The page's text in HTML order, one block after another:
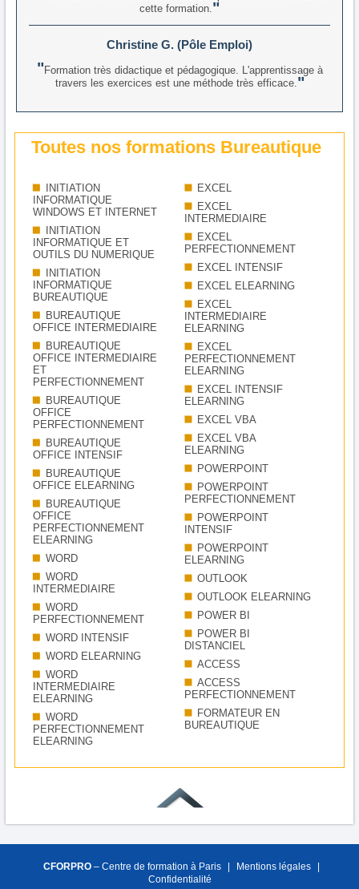
cette formation.
Christine G. (Pôle Emploi)
Formation très didactique et pédagogique. L'apprentissage à
travers les exercices est une méthode très efficace.
Toutes nos formations Bureautique
INITIATION
INFORMATIQUE
WINDOWS ET INTERNET
INITIATION
INFORMATIQUE ET
OUTILS DU NUMERIQUE
INITIATION
INFORMATIQUE
BUREAUTIQUE
BUREAUTIQUE
OFFICE INTERMEDIAIRE
BUREAUTIQUE
OFFICE INTERMEDIAIRE
ET
PERFECTIONNEMENT
BUREAUTIQUE
OFFICE
PERFECTIONNEMENT
BUREAUTIQUE
OFFICE INTENSIF
BUREAUTIQUE
OFFICE ELEARNING
BUREAUTIQUE
OFFICE
PERFECTIONNEMENT
ELEARNING
WORD
WORD
INTERMEDIAIRE
WORD
PERFECTIONNEMENT
WORD INTENSIF
WORD ELEARNING
WORD
INTERMEDIAIRE
ELEARNING
WORD
PERFECTIONNEMENT
ELEARNING
EXCEL
EXCEL
INTERMEDIAIRE
EXCEL
PERFECTIONNEMENT
EXCEL INTENSIF
EXCEL ELEARNING
EXCEL
INTERMEDIAIRE
ELEARNING
EXCEL
PERFECTIONNEMENT
ELEARNING
EXCEL INTENSIF
ELEARNING
EXCEL VBA
EXCEL VBA
ELEARNING
POWERPOINT
POWERPOINT
PERFECTIONNEMENT
POWERPOINT
INTENSIF
POWERPOINT
ELEARNING
OUTLOOK
OUTLOOK ELEARNING
POWER BI
POWER BI
DISTANCIEL
ACCESS
ACCESS
PERFECTIONNEMENT
FORMATEUR EN
BUREAUTIQUE
CFORPRO – Centre de formation à Paris Mentions légales
Confidentialité